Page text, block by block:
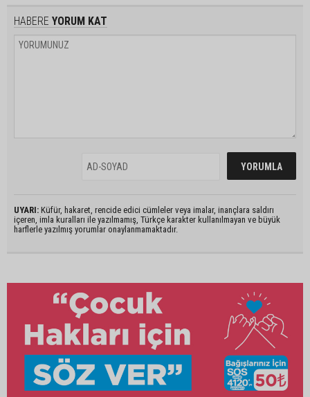
HABERE YORUM KAT
UYARI: Küfür, hakaret, rencide edici cümleler veya imalar, inançlara saldırı
içeren, imla kuralları ile yazılmamış, Türkçe karakter kullanılmayan ve büyük
harflerle yazılmış yorumlar onaylanmamaktadır.